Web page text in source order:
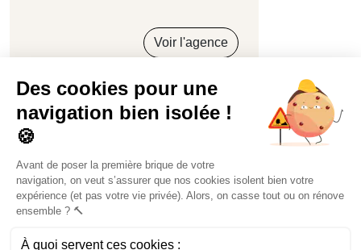
Voir l'agence
3 4 5 6 7 9 10
Découvrez
Mon Book Réno 2026,